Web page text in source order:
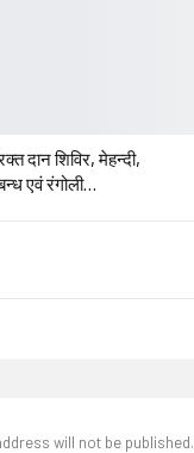
दान शिविर, मेहन्दी,
एवं रंगोली…
will not be published.